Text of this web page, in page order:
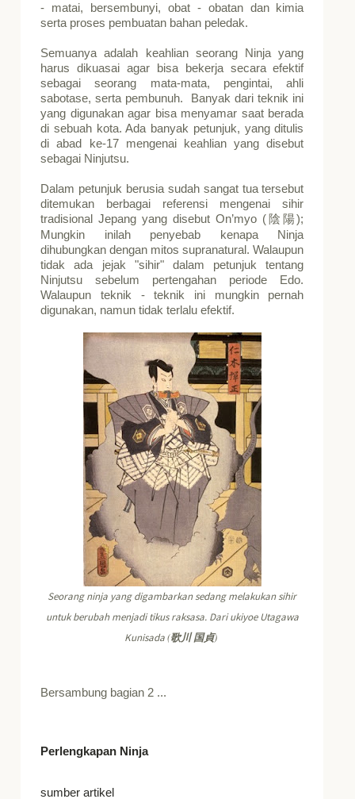
- matai, bersembunyi, obat - obatan dan kimia
serta proses pembuatan bahan peledak.
Semuanya adalah keahlian seorang Ninja yang
harus dikuasai agar bisa bekerja secara efektif
sebagai seorang mata-mata, pengintai, ahli
sabotase, serta pembunuh. Banyak dari teknik ini
yang digunakan agar bisa menyamar saat berada
di sebuah kota. Ada banyak petunjuk, yang ditulis
di abad ke-17 mengenai keahlian yang disebut
sebagai Ninjutsu.
Dalam petunjuk berusia sudah sangat tua tersebut
ditemukan berbagai referensi mengenai sihir
tradisional Jepang yang disebut On’myo (陰陽);
Mungkin inilah penyebab kenapa Ninja
dihubungkan dengan mitos supranatural. Walaupun
tidak ada jejak "sihir" dalam petunjuk tentang
Ninjutsu sebelum pertengahan periode Edo.
Walaupun teknik - teknik ini mungkin pernah
digunakan, namun tidak terlalu efektif.
Seorang ninja yang digambarkan sedang melakukan sihir
untuk berubah menjadi tikus raksasa. Dari ukiyoe Utagawa
Kunisada(歌川 国貞)
Bersambung bagian 2 ...
Perlengkapan Ninja
sumber artikel